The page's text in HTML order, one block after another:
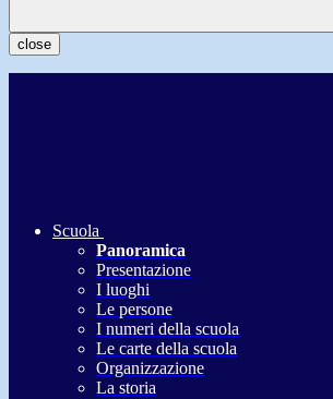
close
Scuola
Panoramica
Presentazione
I luoghi
Le persone
I numeri della scuola
Le carte della scuola
Organizzazione
La storia